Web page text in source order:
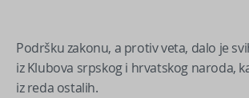
Podršku zakonu, a protiv veta, dalo je
iz Klubova srpskog i hrvatskog naroda,
iz reda ostalih.